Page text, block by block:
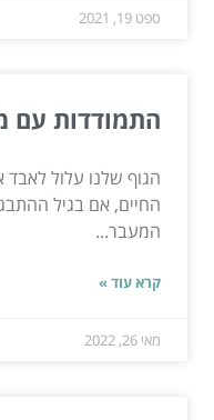
ספט 19, 2021
התמודדות עם
הגוף שלנו עלול לאבד
החיים, אם בגיל
המעבר...
קרא עוד »
מאי 26, 2022